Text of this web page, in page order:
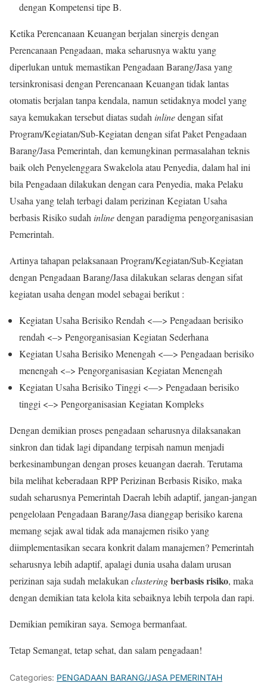
dengan Kompetensi tipe B.
Ketika Perencanaan Keuangan berjalan sinergis dengan
Perencanaan Pengadaan, maka seharusnya waktu yang
diperlukan untuk memastikan Pengadaan Barang/Jasa yang
tersinkronisasi dengan Perencanaan Keuangan tidak lantas
otomatis berjalan tanpa kendala, namun setidaknya model yang
saya kemukakan tersebut diatas sudah inlinedengan sifat
Program/Kegiatan/Sub-Kegiatan dengan sifat Paket Pengadaan
Barang/Jasa Pemerintah, dan kemungkinan permasalahan teknis
baik oleh Penyelenggara Swakelola atau Penyedia, dalam hal ini
bila Pengadaan dilakukan dengan cara Penyedia, maka Pelaku
Usaha yang telah terbagi dalam perizinan Kegiatan Usaha
berbasis Risiko sudah inlinedengan paradigma pengorganisasian
Pemerintah.
Artinya tahapan pelaksanaan Program/Kegiatan/Sub-Kegiatan
dengan Pengadaan Barang/Jasa dilakukan selaras dengan sifat
kegiatan usaha dengan model sebagai berikut :
Kegiatan Usaha Berisiko Rendah <—> Pengadaan berisiko
rendah <–> Pengorganisasian Kegiatan Sederhana
Kegiatan Usaha Berisiko Menengah <—> Pengadaan berisiko
menengah <–> Pengorganisasian Kegiatan Menengah
Kegiatan Usaha Berisiko Tinggi <—> Pengadaan berisiko
tinggi <–> Pengorganisasian Kegiatan Kompleks
Dengan demikian proses pengadaan seharusnya dilaksanakan
sinkron dan tidak lagi dipandang terpisah namun menjadi
berkesinambungan dengan proses keuangan daerah. Terutama
bila melihat keberadaan RPP Perizinan Berbasis Risiko, maka
sudah seharusnya Pemerintah Daerah lebih adaptif, jangan-jangan
pengelolaan Pengadaan Barang/Jasa dianggap berisiko karena
memang sejak awal tidak ada manajemen risiko yang
diimplementasikan secara konkrit dalam manajemen? Pemerintah
seharusnya lebih adaptif, apalagi dunia usaha dalam urusan
perizinan saja sudah melakukan clusteringberbasis risiko, maka
dengan demikian tata kelola kita sebaiknya lebih terpola dan rapi.
Demikian pemikiran saya. Semoga bermanfaat.
Tetap Semangat, tetap sehat, dan salam pengadaan!
Categories: PENGADAAN BARANG/JASA PEMERINTAH